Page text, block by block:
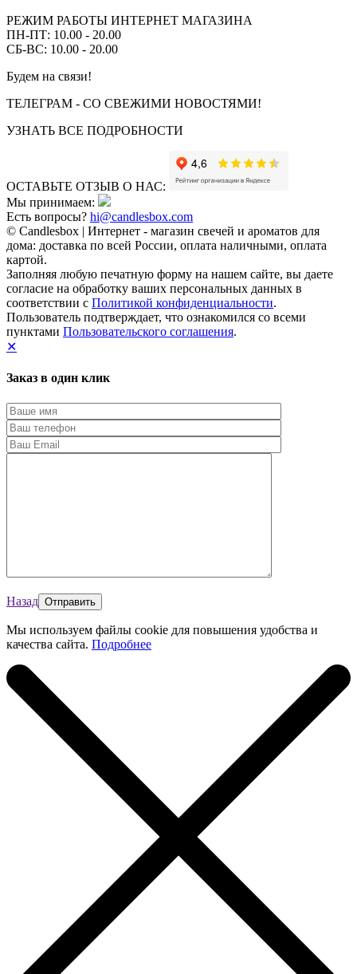
РЕЖИМ РАБОТЫ ИНТЕРНЕТ МАГАЗИНА
ПН-ПТ: 10.00 - 20.00
СБ-ВС: 10.00 - 20.00
Будем на связи!
ТЕЛЕГРАМ - СО СВЕЖИМИ НОВОСТЯМИ!
УЗНАТЬ ВСЕ ПОДРОБНОСТИ
ОСТАВЬТЕ ОТЗЫВ О НАС:
Мы принимаем:
Есть вопросы? hi@candlesbox.com
© Candlesbox | Интернет - магазин свечей и ароматов для
дома: доставка по всей России, оплата наличными, оплата
картой.
Заполняя любую печатную форму на нашем сайте, вы даете
согласие на обработку ваших персональных данных в
соответствии с Политикой конфиденциальности.
Пользователь подтверждает, что ознакомился со всеми
пунктами Пользовательского соглашения.
✕
Заказ в один клик
Назад
Мы используем файлы cookie для повышения удобства и
качества сайта. Подробнее